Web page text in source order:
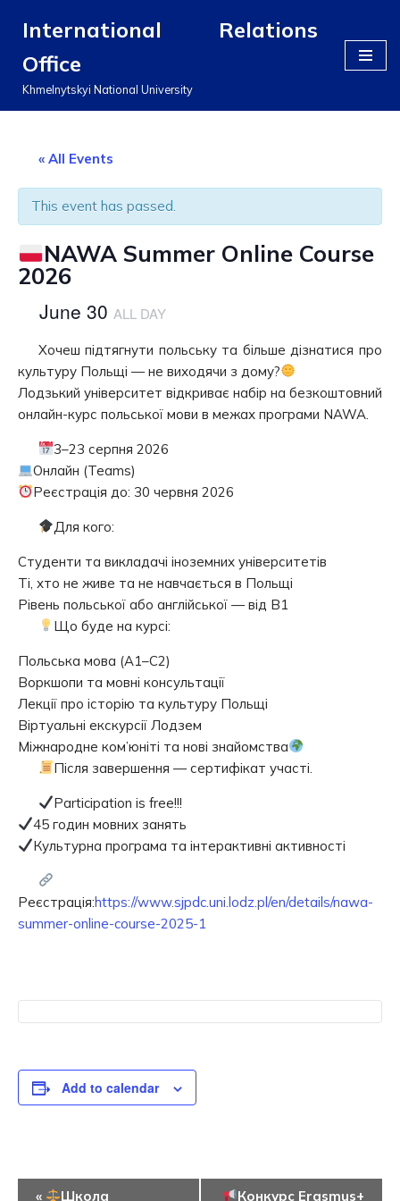
до
вмісту
International Relations
Office
Khmelnytskyi National University
« All Events
This event has passed.
NAWA Summer Online Course
2026
June 30 ALL DAY
Хочеш підтягнути польську та більше дізнатися про
культуру Польщі — не виходячи з дому?
Лодзький університет відкриває набір на безкоштовний
онлайн-курс польської мови в межах програми NAWA.
3–23 серпня 2026
Онлайн (Teams)
Реєстрація до: 30 червня 2026
Для кого:
Студенти та викладачі іноземних університетів
Ті, хто не живе та не навчається в Польщі
Рівень польської або англійської — від B1
Що буде на курсі:
Польська мова (A1–C2)
Воркшопи та мовні консультації
Лекції про історію та культуру Польщі
Віртуальні екскурсії Лодзем
Міжнародне ком’юніті та нові знайомства
Після завершення — сертифікат участі.
Participation is free!!!
45 годин мовних занять
Культурна програма та інтерактивні активності
Реєстрація:https://www.sjpdc.uni.lodz.pl/en/details/nawa-
summer-online-course-2025-1
Add to calendar
Event
« Школа Конкурс Erasmus+